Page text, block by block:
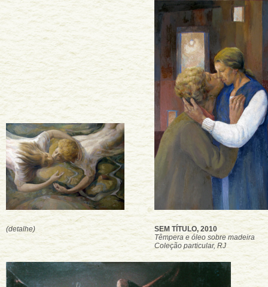
(detalhe)
SEM TÍTULO, 2010
Têmpera e óleo sobre madeira
Coleção particular, RJ